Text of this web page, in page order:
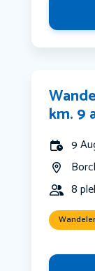
km. 9
9
8